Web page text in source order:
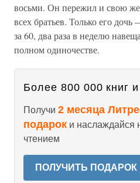
восьми. Он пережил и свою
всех братьев. Только его
за 60, два раза в неделю
полном одиночестве.
Более 800 000 книг
Получи 2 месяца
подарок и наслаждайся
чтением
ПОЛУЧИТЬ ПОДАРОК